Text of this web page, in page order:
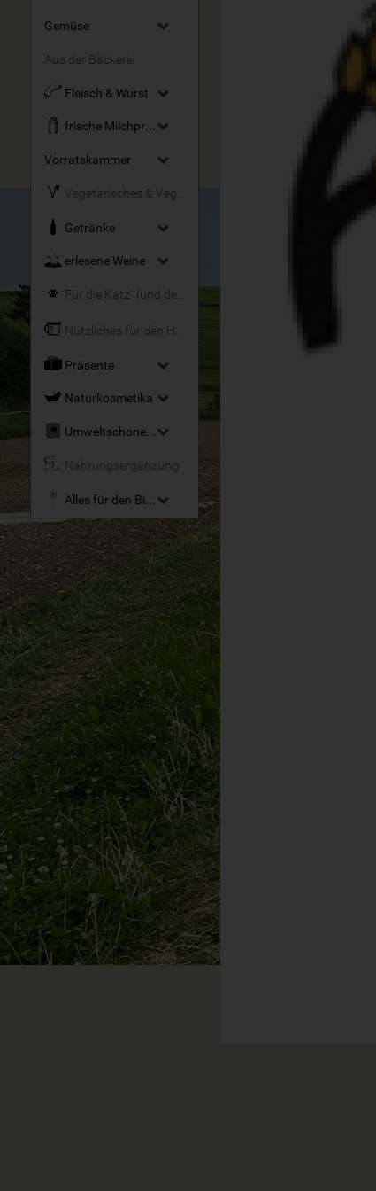
Gemüse
Aus der Bäckerei
Fleisch & Wurst
frische Milchprodukte
Vorratskammer
Getränke
erlesene Weine
Für die Katz´ (und den Hund)
Präsente
Naturkosmetika
Umweltschonende Reinigungsmittel
Nahrungsergänzung
Alles für den Bio-Garten